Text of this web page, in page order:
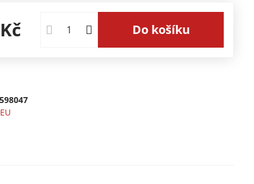
Do košíku